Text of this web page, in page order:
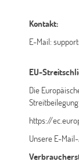
Kontakt:
E-Mail:
EU-
Die
https://
Unsere E-